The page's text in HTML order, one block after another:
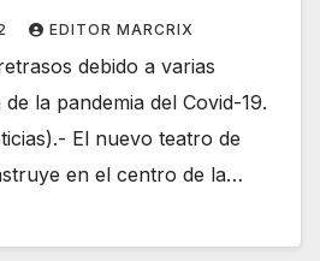
EDITOR MARCRIX
debido a varias
la pandemia del Covid-19.
El nuevo teatro de
en el centro de la…